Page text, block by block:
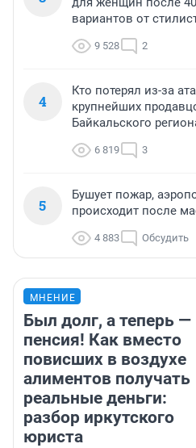
вариантов от
9 528 2
4
Кто потерял из-за
крупнейших
Байкальского
6 819 3
5
Бушует пожар,
происходит после
4 883 Обсудить
МНЕНИЕ
Был долг, а теперь —
пенсия! Как вместо
повисших в воздухе
алиментов получать
реальные деньги:
разбор иркутского
юриста